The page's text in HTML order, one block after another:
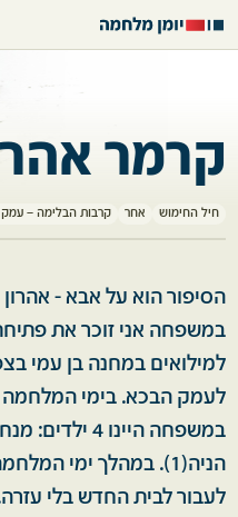
קרמר
חיל החימוש אחר קרבות הבלימה –
הסיפור הוא על אבא -
במשפחה אני זוכר את
למילואים במחנה בן עמי
לעמק הבכא. בימי המלחמה
הניה(1). במהלך ימי
לעבור לבית החדש בלי